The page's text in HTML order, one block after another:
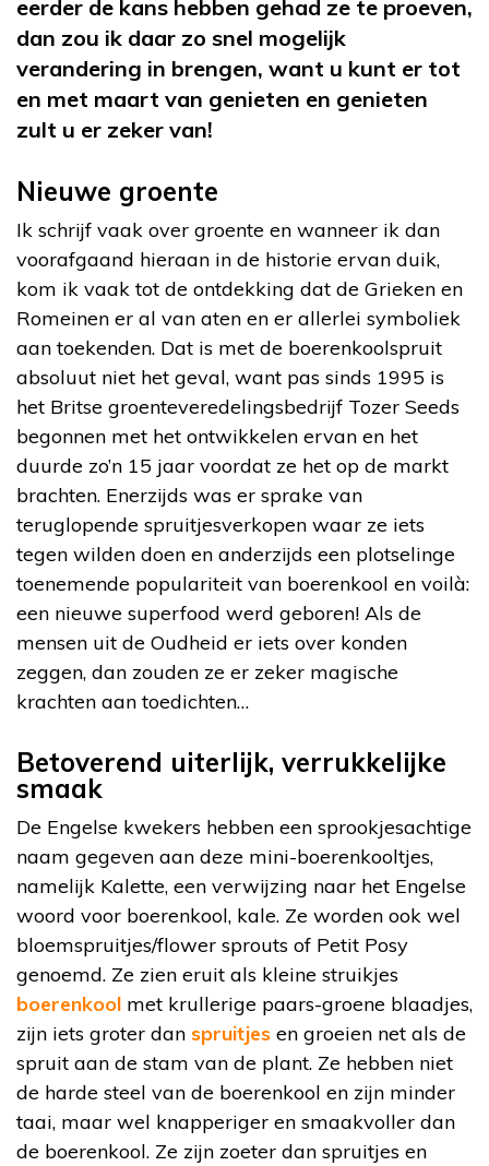
eerder de kans hebben gehad ze te proeven,
dan zou ik daar zo snel mogelijk
verandering in brengen, want u kunt er tot
en met maart van genieten en genieten
zult u er zeker van!
Nieuwe groente
Ik schrijf vaak over groente en wanneer ik dan
voorafgaand hieraan in de historie ervan duik,
kom ik vaak tot de ontdekking dat de Grieken en
Romeinen er al van aten en er allerlei symboliek
aan toekenden. Dat is met de boerenkoolspruit
absoluut niet het geval, want pas sinds 1995 is
het Britse groenteveredelingsbedrijf Tozer Seeds
begonnen met het ontwikkelen ervan en het
duurde zo’n 15 jaar voordat ze het op de markt
brachten. Enerzijds was er sprake van
teruglopende spruitjesverkopen waar ze iets
tegen wilden doen en anderzijds een plotselinge
toenemende populariteit van boerenkool en voilà:
een nieuwe superfood werd geboren! Als de
mensen uit de Oudheid er iets over konden
zeggen, dan zouden ze er zeker magische
krachten aan toedichten…
Betoverend uiterlijk, verrukkelijke
smaak
De Engelse kwekers hebben een sprookjesachtige
naam gegeven aan deze mini-boerenkooltjes,
namelijk Kalette, een verwijzing naar het Engelse
woord voor boerenkool, kale. Ze worden ook wel
bloemspruitjes/flower sprouts of Petit Posy
genoemd. Ze zien eruit als kleine struikjes
boerenkool met krullerige paars-groene blaadjes,
zijn iets groter dan spruitjes en groeien net als de
spruit aan de stam van de plant. Ze hebben niet
de harde steel van de boerenkool en zijn minder
taai, maar wel knapperiger en smaakvoller dan
de boerenkool. Ze zijn zoeter dan spruitjes en